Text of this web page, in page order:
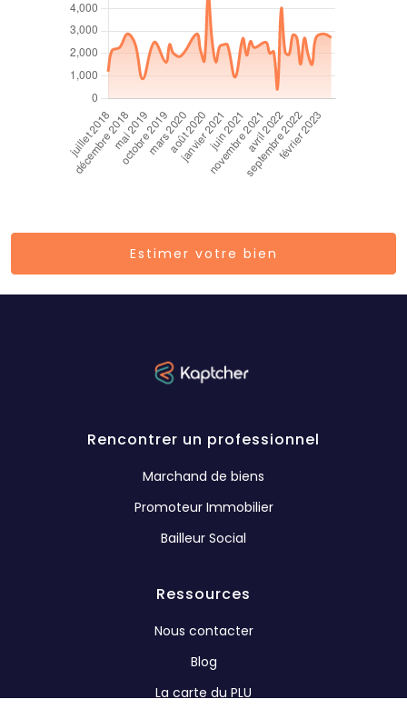
Estimer votre bien
Rencontrer un professionnel
Marchand de biens
Promoteur Immobilier
Bailleur Social
Ressources
Nous contacter
Blog
La carte du PLU